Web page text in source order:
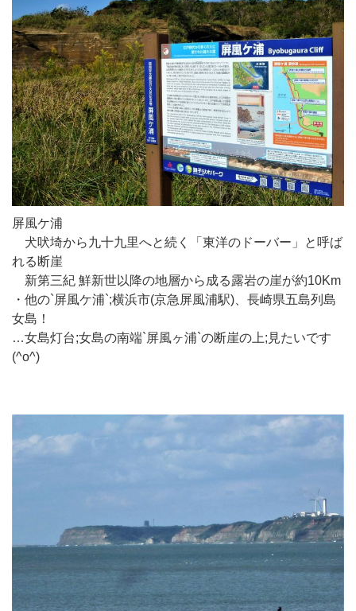
屏風ケ浦
犬吠埼から九十九里へと続く「東洋のドーバー」と呼ば
れる断崖
新第三紀 鮮新世以降の地層から成る露岩の崖が約10Km
・他の`屏風ケ浦`;横浜市(京急屏風浦駅)、長崎県五島列島
女島！
…女島灯台;女島の南端`屏風ヶ浦`の断崖の上;見たいです
(^o^)